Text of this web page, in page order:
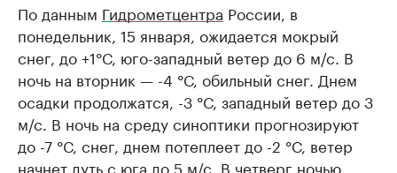
По данным Гидрометцентра России, в
понедельник, 15 января, ожидается мокрый
снег, до +1°С, юго-западный ветер до 6 м/с. В
ночь на вторник — -4 °С, обильный снег. Днем
осадки продолжатся, -3 °С, западный ветер до 3
м/с. В ночь на среду синоптики прогнозируют
до -7 °С, снег, днем потеплеет до -2 °С, ветер
начнет дуть с юга до 5 м/с. В четверг ночью